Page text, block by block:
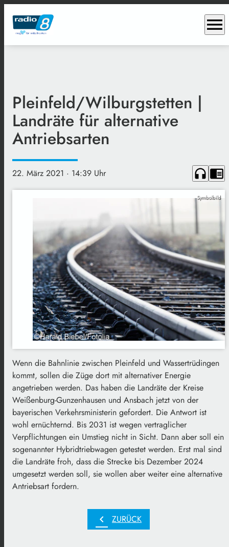
menu
Pleinfeld/Wilburgstetten |
Landräte für alternative
Antriebsarten
22. März 2021 · 14:39 Uhr headphones chrome_reader_mode
Symbolbild
Wenn die Bahnlinie zwischen Pleinfeld und Wassertrüdingen
kommt, sollen die Züge dort mit alternativer Energie
angetrieben werden. Das haben die Landräte der Kreise
Weißenburg-Gunzenhausen und Ansbach jetzt von der
bayerischen Verkehrsministerin gefordert. Die Antwort ist
wohl ernüchternd. Bis 2031 ist wegen vertraglicher
Verpflichtungen ein Umstieg nicht in Sicht. Dann aber soll ein
sogenannter Hybridtriebwagen getestet werden. Erst mal sind
die Landräte froh, dass die Strecke bis Dezember 2024
umgesetzt werden soll, sie wollen aber weiter eine alternative
Antriebsart fordern.
chevron_left ZURÜCK